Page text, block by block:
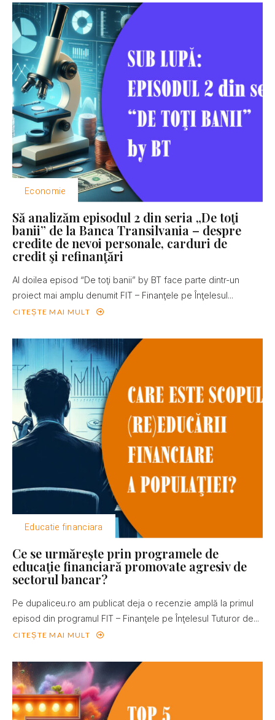
Economie
Să analizăm episodul 2 din seria „De toţi
banii” de la Banca Transilvania – despre
credite de nevoi personale, carduri de
credit şi refinanţări
Al doilea episod “De toţi banii” by BT face parte dintr-un
proiect mai amplu denumit FIT – Finanţele pe Înţelesul...
CITEȘTE MAI MULT
Educatie financiara
Ce se urmăreşte prin programele de
educaţie financiară promovate agresiv de
sectorul bancar?
Pe dupaliceu.ro am publicat deja o recenzie amplă la primul
episod din programul FIT – Finanţele pe Înţelesul Tuturor de...
CITEȘTE MAI MULT